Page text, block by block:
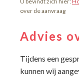
over de aanvraag
Advies
Tijdens een
kunnen wij